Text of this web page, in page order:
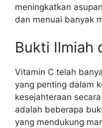
meningkatkan
dan menuai banyak
Bukti Ilmiah
Vitamin C telah
yang penting dalam
kesejahteraan
adalah beberapa
yang mendukung